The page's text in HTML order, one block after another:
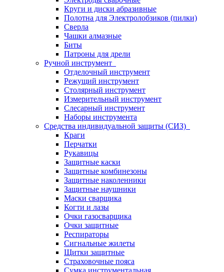
Круги и диски абразивные
Полотна для Электролобзиков (пилки)
Сверла
Чашки алмазные
Биты
Патроны для дрели
Ручной инструмент
Отделочный инструмент
Режущий инструмент
Столярный инструмент
Измерительный инструмент
Слесарный инструмент
Наборы инструмента
Средства индивидуальной защиты (СИЗ)
Краги
Перчатки
Рукавицы
Защитные каски
Защитные комбинезоны
Защитные наколенники
Защитные наушники
Маски сварщика
Когти и лазы
Очки газосварщика
Очки защитные
Респираторы
Сигнальные жилеты
Щитки защитные
Страховочные пояса
Сумка инструментальная